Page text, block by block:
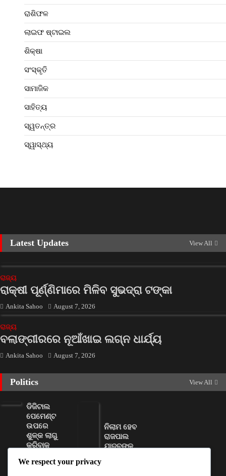
ରାଶିଫଳ
ଲାଇଫ ଷ୍ଟାଇଲ
ଶିକ୍ଷା
ସଂସ୍କୃତି
ସାମାଜିକ
ସାହିତ୍ୟ
ସ୍ୱତନ୍ତ୍ର
ସ୍ୱାସ୍ଥ୍ୟ
Latest Updates View All
ରାଜ୍ୟ
ରାକ୍ଷୀ ପୂର୍ଣ୍ଣିମାରେ ମିଳିବ ସୁଭଦ୍ରା ଟଙ୍କା
Ankita Sahoo August 7, 2026
ରାଜ୍ୟ
ବଲାଙ୍ଗୀରରେ ନୂଆଁଖାଇ ଲଗ୍ନ ଧାର୍ଯ୍ୟ
Ankita Sahoo August 7, 2026
Politics View All
ଡିଜିଟାଲ
ପେମେଣ୍ଟ
ଉପରେ
ଶୁଳ୍କ ଲାଗୁ
କରିବାକୁ
ମିଳିଲା
ନିଲାମ ହେବ
ରାଜପାଲ
ଯାଦବଙ୍କ
We respect your privacy